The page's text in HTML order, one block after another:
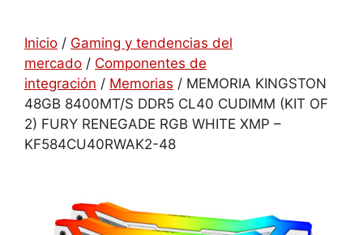
Inicio / Gaming y tendencias del
mercado / Componentes de
integración / Memorias / MEMORIA KINGSTON
48GB 8400MT/S DDR5 CL40 CUDIMM (KIT OF
2) FURY RENEGADE RGB WHITE XMP –
KF584CU40RWAK2-48